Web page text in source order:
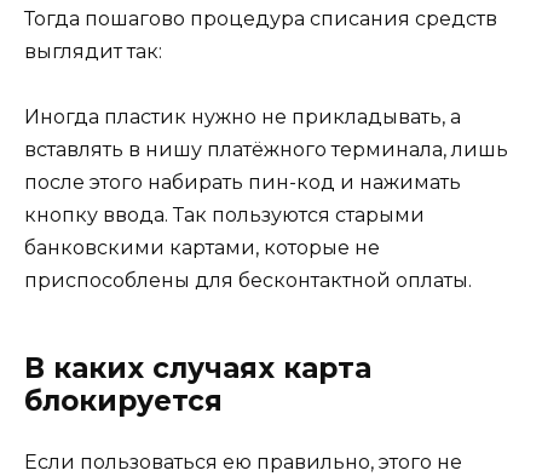
Тогда пошагово процедура списания средств
выглядит так:
Иногда пластик нужно не прикладывать, а
вставлять в нишу платёжного терминала, лишь
после этого набирать пин-код и нажимать
кнопку ввода. Так пользуются старыми
банковскими картами, которые не
приспособлены для бесконтактной оплаты.
В каких случаях карта
блокируется
Если пользоваться ею правильно, этого не